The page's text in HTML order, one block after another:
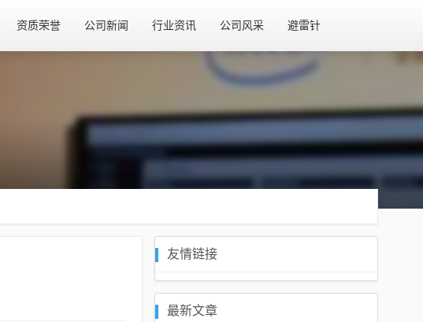
资质荣誉 公司新闻 行业资讯 公司风采 避雷针
友情链接
最新文章